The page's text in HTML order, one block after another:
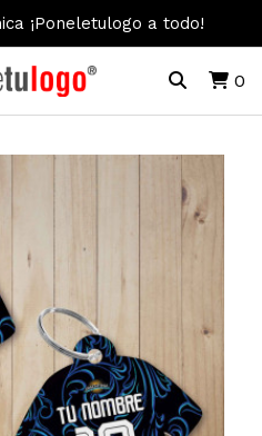
¡Poneletulogo a todo!
0